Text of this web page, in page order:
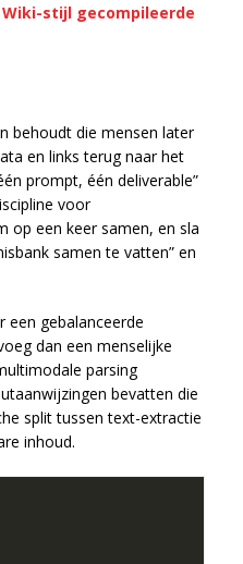
Wiki-stijl gecompileerde
behoudt die mensen later
en links terug naar het
prompt, één deliverable”
voor
op een keer samen, en sla
samen te vatten” en
een gebalanceerde
dan een menselijke
parsing
bevatten die
split tussen text-extractie
inhoud.